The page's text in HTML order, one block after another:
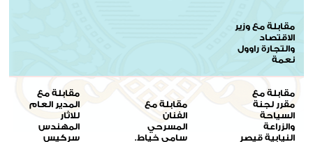
مقابلة مع وزير
الاقتصاد
والتجارة راوول
نعمة
مقابلة مع
مقرر لجنة
السياحة
والزراعة
النيابية قيصر
مقابلة مع
الفنان
المسرحي
سامي خياط.
مقابلة مع
المدير العام
للاثار
المهندس
سركيس